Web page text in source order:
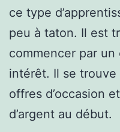
ce type
peu à taton. Il est
commencer par
intérêt. Il se trouve
offres d’occasion
d’argent au début.